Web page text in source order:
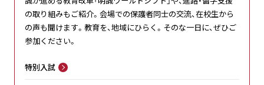
の取り組みもご紹介。会場での保護者同士の交流、在校生から
の声も聞けます。教育を、地域にひらく。そのな一日に、ぜひご
参加ください。
特別入試